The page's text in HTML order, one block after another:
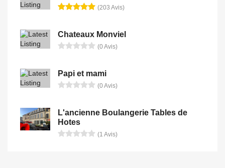
(203 Avis)
Chateaux Monviel
(0 Avis)
Papi et mami
(0 Avis)
L'ancienne Boulangerie Tables de
Hotes
(1 Avis)